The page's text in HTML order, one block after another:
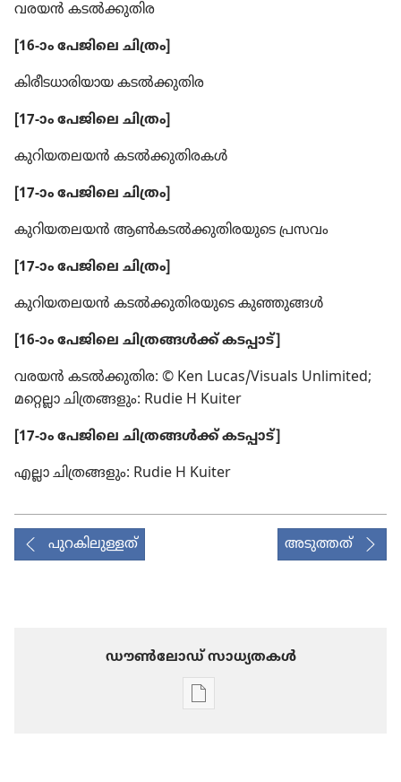
വരയൻ കടൽക്കു​തി​ര
[16-ാം പേജിലെ ചിത്രം]
കിരീടധാരിയായ കടൽക്കു​തി​ര
[17-ാം പേജിലെ ചിത്രം]
കുറിയതലയൻ കടൽക്കു​തി​ര​കൾ
[17-ാം പേജിലെ ചിത്രം]
കുറിയതലയൻ ആൺകടൽക്കു​തി​ര​യു​ടെ പ്രസവം
[17-ാം പേജിലെ ചിത്രം]
കുറിയതലയൻ കടൽക്കു​തി​ര​യു​ടെ കുഞ്ഞുങ്ങൾ
[16-ാം പേജിലെ ചിത്ര​ങ്ങൾക്ക്‌ കടപ്പാട്‌]
വരയൻ കടൽക്കുതിര: © Ken Lucas/Visuals Unlimited;
മറ്റെല്ലാ ചിത്രങ്ങളും: Rudie H Kuiter
[17-ാം പേജിലെ ചിത്ര​ങ്ങൾക്ക്‌ കടപ്പാട്‌]
എല്ലാ ചിത്രങ്ങളും: Rudie H Kuiter
പുറകിലുള്ളത് അടുത്തത്
ഡൗണ്‍ലോഡ് സാധ്യതകള്‍
പ്രസിദ്ധീകരണങ്ങൾ